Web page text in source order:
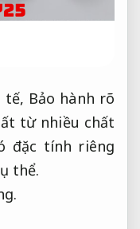
tế, Bảo hành rõ
từ nhiều chất
đặc tính riêng
thể.